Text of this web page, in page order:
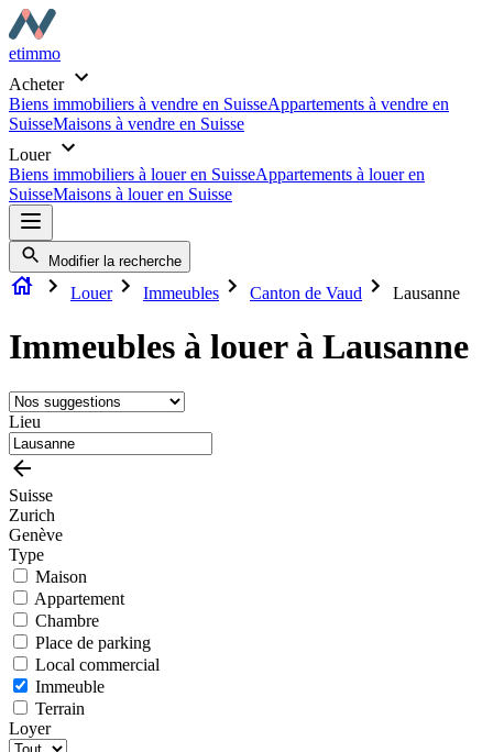
etimmo
Acheter
Biens immobiliers à vendre en SuisseAppartements à vendre en
SuisseMaisons à vendre en Suisse
Louer
Biens immobiliers à louer en SuisseAppartements à louer en
SuisseMaisons à louer en Suisse
Modifier la recherche
Louer Immeubles Canton de Vaud Lausanne
Immeubles à louer à Lausanne
Lieu
Suisse
Zurich
Genève
Type
Maison
Appartement
Chambre
Place de parking
Local commercial
Immeuble
Terrain
Loyer